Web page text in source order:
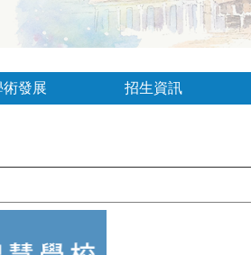
術發展 招生資訊